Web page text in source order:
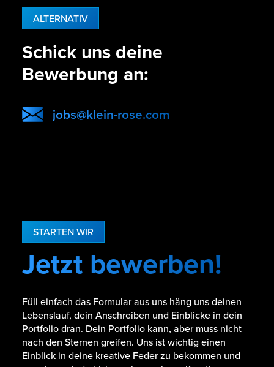
ALTERNATIV
Schick uns deine
Bewerbung an:
jobs@klein-rose.com
STARTEN WIR
Jetzt bewerben!
Füll einfach das Formular aus uns häng uns deinen
Lebenslauf, dein Anschreiben und Einblicke in dein
Portfolio dran. Dein Portfolio kann, aber muss nicht
nach den Sternen greifen. Uns ist wichtig einen
Einblick in deine kreative Feder zu bekommen und